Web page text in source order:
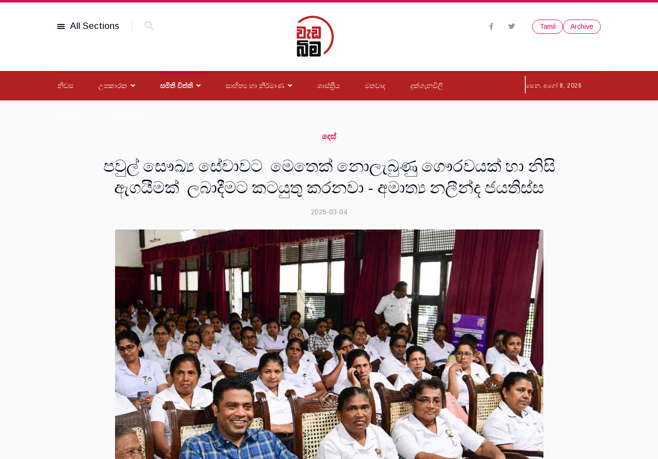
All Sections Tamil Archive
නිවස උපකාරක සමිති විත්ති සාහිත්‍ය හා නිර්මාණ ශාස්ත‍්‍රීය මතවාද දුක්ගැනවිලි සෙන, අගෝ 8, 2026
දෙස්
පවුල් සෞඛ්‍ය සේවාවට මෙතෙක් නොලැබුණු ගෞරවයක් හා නිසි
ඇගයීමක් ලබාදීමට කටයුතු කරනවා - අමාත්‍ය නලීන්ද ජයතිස්ස
2025-03-04